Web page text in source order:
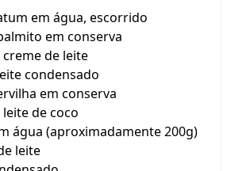
em água, escorrido
em conserva
creme de leite
condensado
em conserva
de coco
água (aproximadamente 200g)
leite